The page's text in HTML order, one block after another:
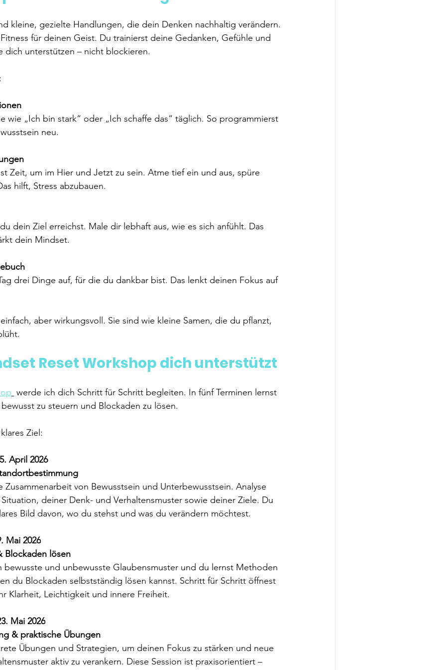
kleine, gezielte Handlungen, die dein Denken nachhaltig verändern.
für deinen Geist. Du trainierst deine Gedanken, Gefühle und
dich unterstützen – nicht blockieren.
wie „Ich bin stark“ oder „Ich schaffe das“ täglich. So programmierst
neu.
Zeit, um im Hier und Jetzt zu sein. Atme tief ein und aus, spüre
hilft, Stress abzubauen.
dein Ziel erreichst. Male dir lebhaft aus, wie es sich anfühlt. Das
dein Mindset.
drei Dinge auf, für die du dankbar bist. Das lenkt deinen Fokus auf
aber wirkungsvoll. Sie sind wie kleine Samen, die du pflanzt,
Reset Workshop dich unterstützt
werde ich dich Schritt für Schritt begleiten. In fünf Terminen lernst
zu steuern und Blockaden zu lösen.
Ziel:
April 2026
Zusammenarbeit von Bewusstsein und Unterbewusstsein. Analyse
deiner Denk- und Verhaltensmuster sowie deiner Ziele. Du
Bild davon, wo du stehst und was du verändern möchtest.
Mai 2026
Blockaden lösen
bewusste und unbewusste Glaubensmuster und du lernst Methoden
du Blockaden selbstständig lösen kannst. Schritt für Schritt öffnest
Klarheit, Leichtigkeit und innere Freiheit.
Mai 2026
& praktische Übungen
Übungen und Strategien, um deinen Fokus zu stärken und neue
aktiv zu verankern. Diese Session ist praxisorientiert –